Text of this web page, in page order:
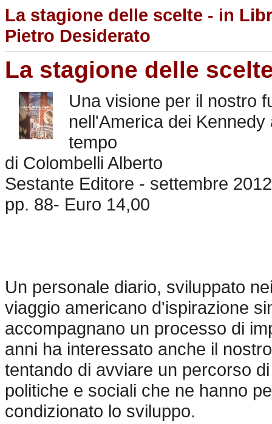
La stagione delle scelte - in
Pietro Desiderato
La stagione delle
Una visione per il nostro
nell'America dei
tempo
di Colombelli Alberto
Sestante Editore - settembre 2012
pp. 88- Euro 14,00
Un personale diario, sviluppato
viaggio americano d'ispirazione
accompagnano un processo di
anni ha interessato anche il
tentando di avviare un percorso
politiche e sociali che ne hanno
condizionato lo sviluppo.